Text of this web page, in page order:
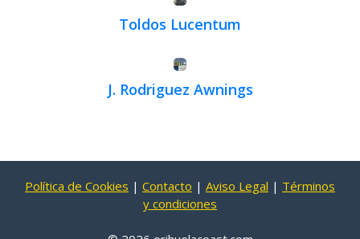
Toldos Lucentum
J. Rodriguez Awnings
Política de Cookies | Contacto | Aviso Legal | Términos
y condiciones